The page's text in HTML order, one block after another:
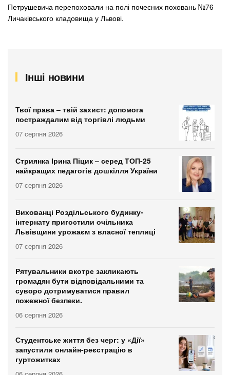
Петрушевича перепоховали на полі почесних поховань №76
Личаківського кладовища у Львові.
Інші новини
Твої права – твій захист: допомога
постраждалим від торгівлі людьми
07 серпня 2026
Стриянка Ірина Піцик – серед ТОП-25
найкращих педагогів дошкілля України
07 серпня 2026
Вихованці Роздільського будинку-
інтернату пригостили очільника
Львівщини урожаєм з власної теплиці
07 серпня 2026
Рятувальники вкотре закликають
громадян бути відповідальними та
суворо дотримуватися правил
пожежної безпеки.
06 серпня 2026
Студентське життя без черг: у «Дії»
запустили онлайн-реєстрацію в
гуртожитках